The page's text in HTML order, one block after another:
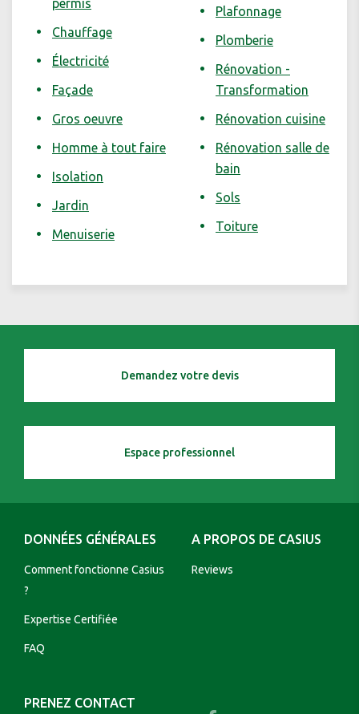
permis
Chauffage
Électricité
Façade
Gros oeuvre
Homme à tout faire
Isolation
Jardin
Menuiserie
Plafonnage
Plomberie
Rénovation -
Transformation
Rénovation cuisine
Rénovation salle de
bain
Sols
Toiture
Demandez votre devis
Espace professionnel
DONNÉES GÉNÉRALES
Comment fonctionne Casius
?
Expertise Certifiée
FAQ
A PROPOS DE CASIUS
Reviews
PRENEZ CONTACT